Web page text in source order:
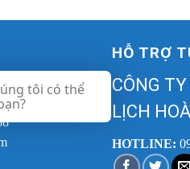
ACM, 96 Cao
HỖ TRỢ
CÔNG
LỊCH
HOTLINE:
tôi có thể